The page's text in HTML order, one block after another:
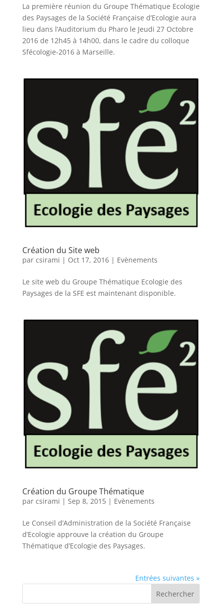
La première réunion du Groupe Thématique Ecologie
des Paysages de la Société Française d’Ecologie aura
lieu dans l’Auditorium du Pharo le Jeudi 27 Octobre
2016 de 12h45 à 14h00, dans le cadre du colloque
Sfécologie-2016 à Marseille.
Création du Site web
par csirami | Oct 17, 2016| Evènements
Le site web du Groupe Thématique Ecologie des
Paysages de la SFE est maintenant disponible.
Création du Groupe Thématique
par csirami | Sep 8, 2015| Evènements
Le Conseil d’Administration de la Société Française
d’Ecologie approuve la création du Groupe
Thématique d’Ecologie des Paysages.
Entrées suivantes »